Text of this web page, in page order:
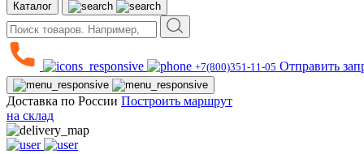
Каталог
+7(800)351-11-05 Отправить
Доставка по России Построить маршрут
на склад